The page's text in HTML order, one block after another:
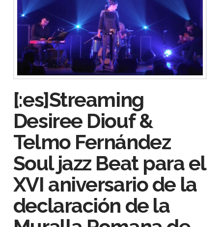
[:es]Streaming
Desiree Diouf &
Telmo Fernández
Soul jazz Beat para el
XVI aniversario de la
declaración de la